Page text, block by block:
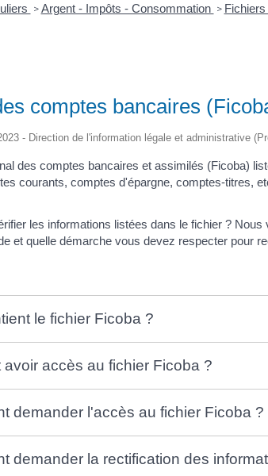
> Argent - Impôts - Consommation >
comptes bancaires
- Direction de l'information légale et administrative
des comptes bancaires et assimilés (Ficoba)
courants, comptes d'épargne, comptes-titres,
les informations listées dans le fichier ?
et quelle démarche vous devez respecter pour
le fichier Ficoba ?
avoir accès au fichier Ficoba ?
demander l'accès au fichier Ficoba ?
demander la rectification des